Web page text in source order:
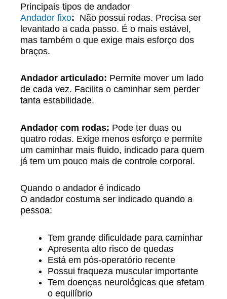
Principais tipos de andador
Andador fixo: Não possui rodas. Precisa ser
levantado a cada passo. É o mais estável,
mas também o que exige mais esforço dos
braços.
Andador articulado: Permite mover um lado
de cada vez. Facilita o caminhar sem perder
tanta estabilidade.
Andador com rodas: Pode ter duas ou
quatro rodas. Exige menos esforço e permite
um caminhar mais fluido, indicado para quem
já tem um pouco mais de controle corporal.
Quando o andador é indicado
O andador costuma ser indicado quando a
pessoa:
Tem grande dificuldade para caminhar
Apresenta alto risco de quedas
Está em pós-operatório recente
Possui fraqueza muscular importante
Tem doenças neurológicas que afetam
o equilíbrio